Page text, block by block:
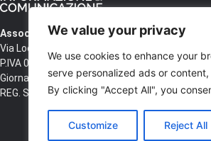
We value your privacy
We use cookies to enhance your
serve personalized ads or
By clicking "Accept All", you
Customize Reject All
Associazione Informazione & Comunicazione
Via Locri SNC – 87064 Corigliano Rossano CS
P.IVA 03516250788 – C.F. 97037680788
Giornalistica n. 1399/2017 R.G.V.G.N. 02/2017
REG. STAMPA Tribunale di Castrovillari